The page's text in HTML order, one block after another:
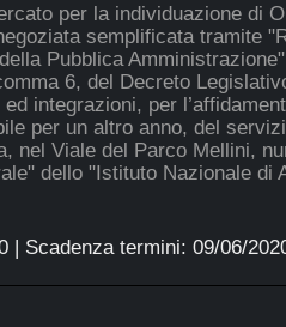
per la individuazione di
semplificata tramite
Pubblica
6, del Decreto
integrazioni, per
per un altro anno, del
nel Viale del Parco Mellini,
dello "Istituto Nazionale di
| Scadenza termini: 09/06/